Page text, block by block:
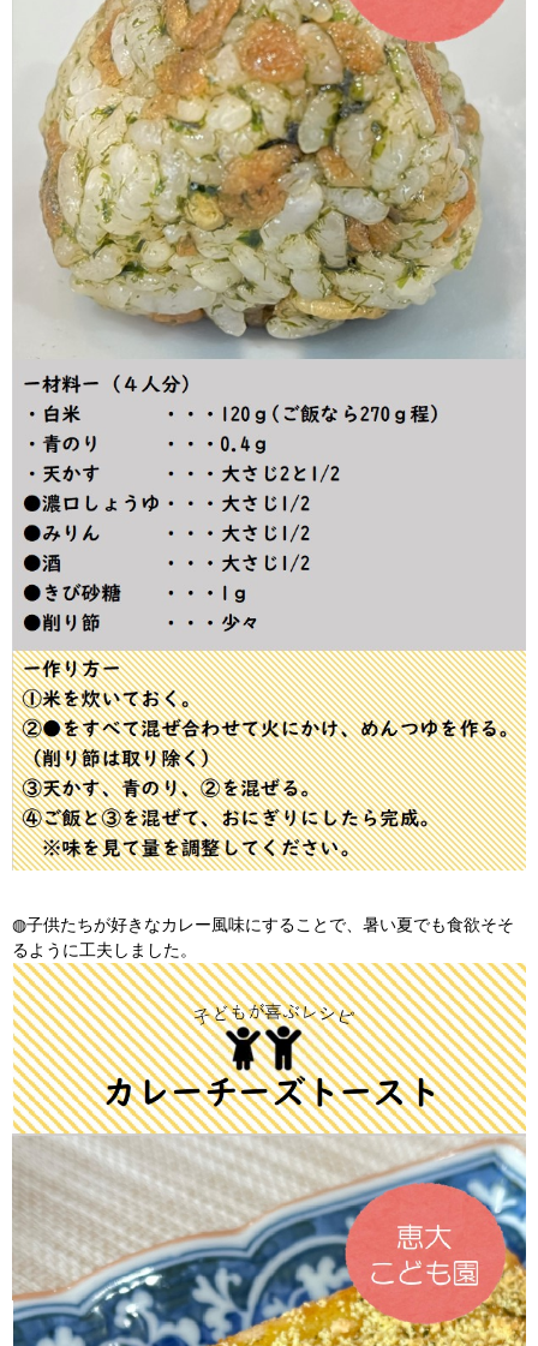
◍子供たちが好きなカレー風味にすることで、暑い夏でも食欲そそ
るように工夫しました。